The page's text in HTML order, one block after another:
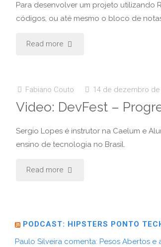
Para desenvolver um projeto utilizando
códigos, ou até mesmo o bloco de
Read more
Fabiano Couto 14 de dezembro de
Video: DevFest –
Sergio Lopes é instrutor na Caelum e
ensino de tecnologia no Brasil.
Read more
PODCAST: HIPSTERS PONTO
Paulo Silveira comenta: Pesos Abertos e